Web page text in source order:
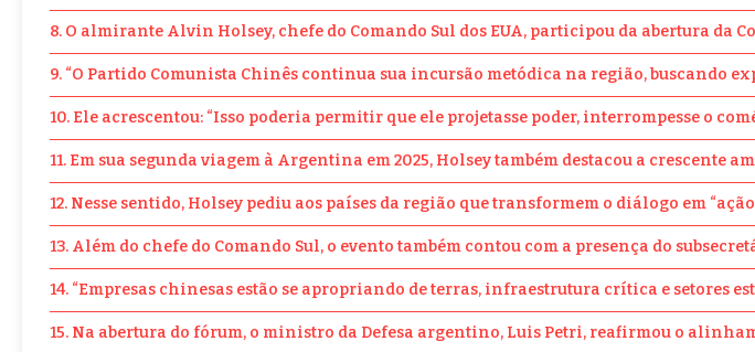
8. O almirante Alvin Holsey, chefe do Comando Sul dos EUA, participou da abertura da
9. “O Partido Comunista Chinês continua sua incursão metódica na região, buscando
10. Ele acrescentou: “Isso poderia permitir que ele projetasse poder, interrompesse o
11. Em sua segunda viagem à Argentina em 2025, Holsey também destacou a
12. Nesse sentido, Holsey pediu aos países da região que transformem o diálogo em
13. Além do chefe do Comando Sul, o evento também contou com a presença do
14. “Empresas chinesas estão se apropriando de terras, infraestrutura crítica e
15. Na abertura do fórum, o ministro da Defesa argentino, Luis Petri, reafirmou o